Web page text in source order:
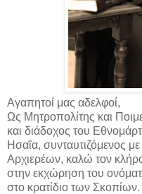
Αγαπητοί μας αδελφοί,
Ως Μητροπολίτης και
και διάδοχος του
Ησαΐα, συνταυτιζόμενος
Αρχιερέων, καλώ τον
στην εκχώρηση του
στο κρατίδιο των